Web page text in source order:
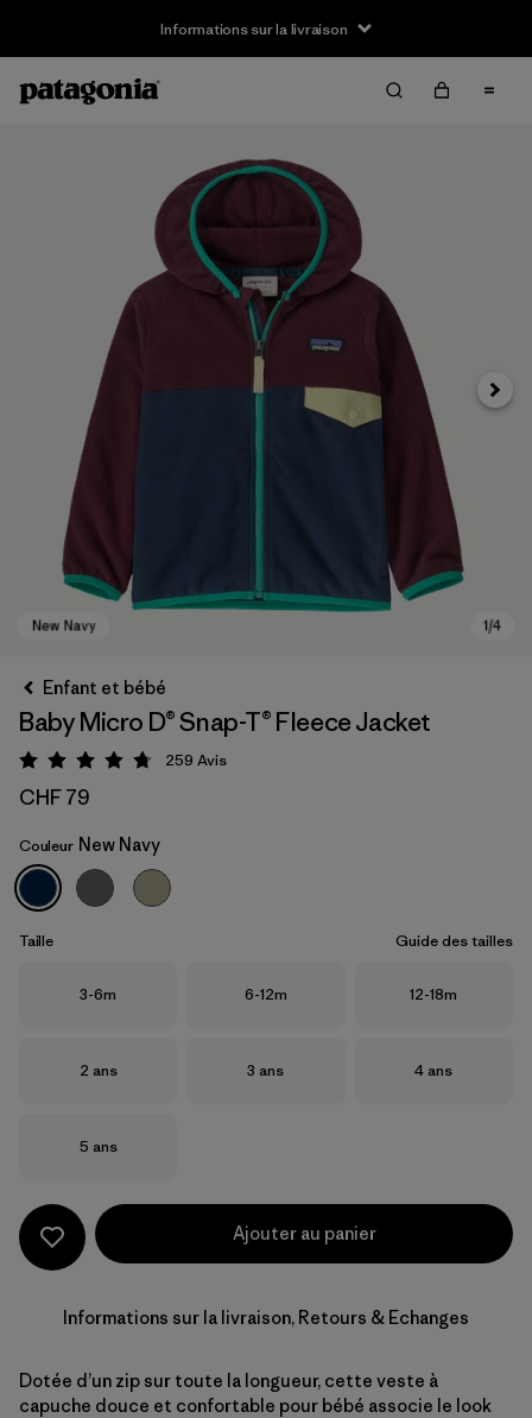
Informations sur la livraison
New Navy
Enfant et bébé
Baby Micro D® Snap-T® Fleece Jacket
Évaluation: 4.7 / 5
259 Avis
CHF 79
Couleur New Navy
Taille Guide des tailles
Taille
3-6m Taille
6-12m Taille
12-18m
Taille
2 ans Taille
3 ans Taille
4 ans
Taille
5 ans
Ajouter au panier
Informations sur la livraison, Retours & Echanges
Dotée d’un zip sur toute la longueur, cette veste à
capuche douce et confortable pour bébé associe le look